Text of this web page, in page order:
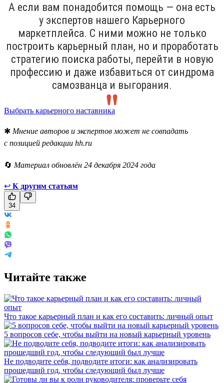
А если вам понадобится помощь — она есть
у экспертов нашего Карьерного
маркетплейса. С ними можно не только
построить карьерный план, но и проработать
стратегию поиска работы, перейти в новую
профессию и даже избавиться от синдрома
самозванца и выгорания.
Выбрать карьерного наставника
✱ Мнение авторов и экспертов может не совпадать
с позицией редакции hh.ru
🔄 Материал обновлён 24 декабря 2024 года
↩ К другим статьям
34
Читайте также
Что такое карьерный план и как его составить: личный опыт
5 вопросов себе, чтобы выйти на новый карьерный уровень
Не подводите себя, подводите итоги: как анализировать
прошедший год, чтобы следующий был лучше